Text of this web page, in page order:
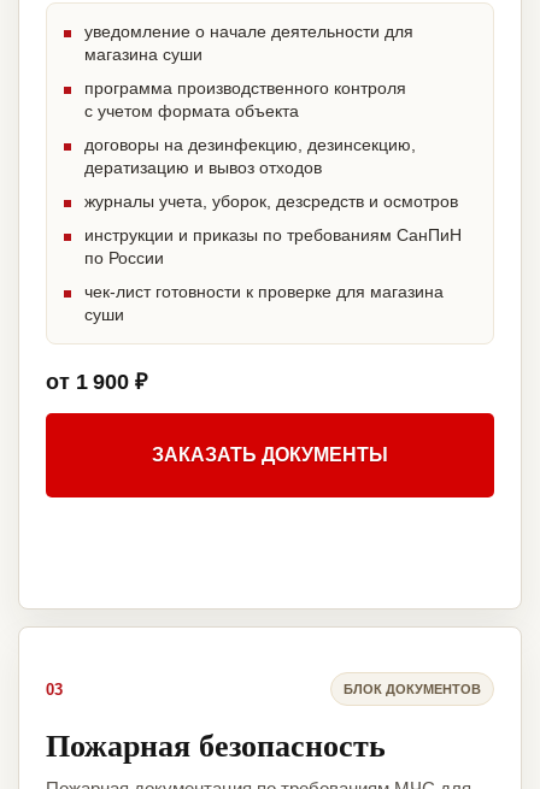
уведомление о начале деятельности для
магазина суши
программа производственного контроля
с учетом формата объекта
договоры на дезинфекцию, дезинсекцию,
дератизацию и вывоз отходов
журналы учета, уборок, дезсредств и осмотров
инструкции и приказы по требованиям СанПиН
по России
чек-лист готовности к проверке для магазина
суши
от 1 900 ₽
ЗАКАЗАТЬ ДОКУМЕНТЫ
03 БЛОК ДОКУМЕНТОВ
Пожарная безопасность